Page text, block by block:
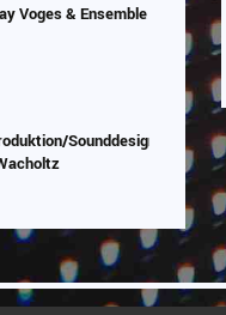
Voges & Ensemble
Sounddesign/